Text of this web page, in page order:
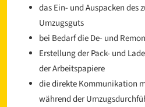
das Ein- und Auspacken des
Umzugsguts
bei Bedarf die De- und
Erstellung der Pack- und
der Arbeitspapiere
die direkte Kommunikation
während der